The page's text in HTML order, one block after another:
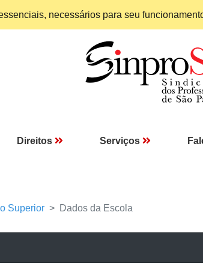
necessários para seu
Direitos Serviços
Superior Dados da Escola